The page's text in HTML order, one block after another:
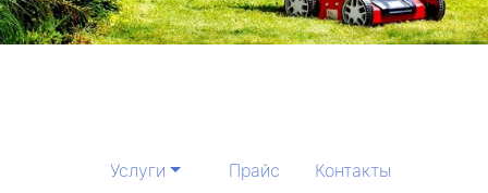
Услуги Прайс Контакты